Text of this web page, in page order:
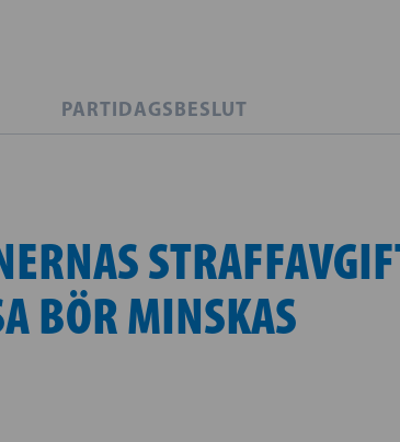
PARTIDAGSBESLUT
BÖR MINSKAS